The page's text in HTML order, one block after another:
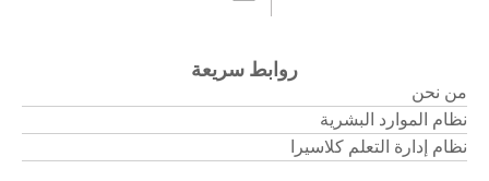
روابط سريعة
من نحن
نظام الموارد البشرية
نظام إدارة التعلم كلاسيرا